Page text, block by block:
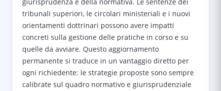
tribunali superiori, le circolari ministeriali e i nuovi
orientamenti dottrinari possono avere impatti
concreti sulla gestione delle pratiche in corso e su
quelle da avviare. Questo aggiornamento
permanente si traduce in un vantaggio diretto per
ogni richiedente: le strategie proposte sono sempre
calibrate sul quadro normativo e giurisprudenziale